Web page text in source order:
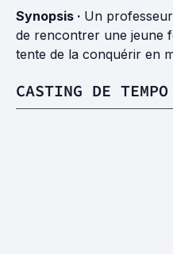
Synopsis · Un
de rencontrer une jeune
tente de la conquérir en
CASTING DE